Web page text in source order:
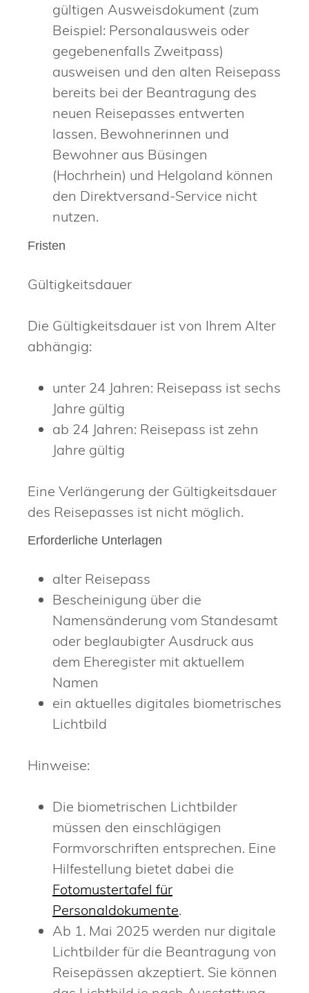
gültigen Ausweisdokument (zum
Beispiel: Personalausweis oder
gegebenenfalls Zweitpass)
ausweisen und den alten Reisepass
bereits bei der Beantragung des
neuen Reisepasses entwerten
lassen. Bewohnerinnen und
Bewohner aus Büsingen
(Hochrhein) und Helgoland können
den Direktversand-Service nicht
nutzen.
Fristen
Gültigkeitsdauer
Die Gültigkeitsdauer ist von Ihrem Alter
abhängig:
unter 24 Jahren: Reisepass ist sechs
Jahre gültig
ab 24 Jahren: Reisepass ist zehn
Jahre gültig
Eine Verlängerung der Gültigkeitsdauer
des Reisepasses ist nicht möglich.
Erforderliche Unterlagen
alter Reisepass
Bescheinigung über die
Namensänderung vom Standesamt
oder beglaubigter Ausdruck aus
dem Eheregister mit aktuellem
Namen
ein aktuelles digitales biometrisches
Lichtbild
Hinweise:
Die biometrischen Lichtbilder
müssen den einschlägigen
Formvorschriften entsprechen. Eine
Hilfestellung bietet dabei die
Fotomustertafel für
Personaldokumente.
Ab 1. Mai 2025 werden nur digitale
Lichtbilder für die Beantragung von
Reisepässen akzeptiert. Sie können